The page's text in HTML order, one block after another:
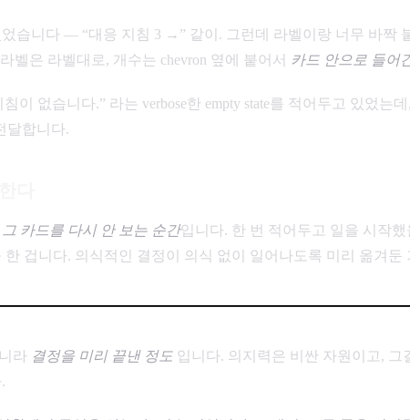
습니다 — “대응 지침 3 →” 같이. 그런데 라벨이랑 너무 바짝
은 라벨대로, 개수는 chevron 옆에 붙어서 카드 안으로 들어
이 없습니다.” 라는 verbose한 empty state를 적어두고 있었
달합니다.
그 카드를 다시 안 보는 순간입니다. 한 번 적어두고 일을 시작
겁니다. 의식적인 결정이 의식 없이 일어나도록 미리 옮겨둔
라 결정을 미리 끝낸 정도 입니다. 의지력은 비싼 자원이고, 그